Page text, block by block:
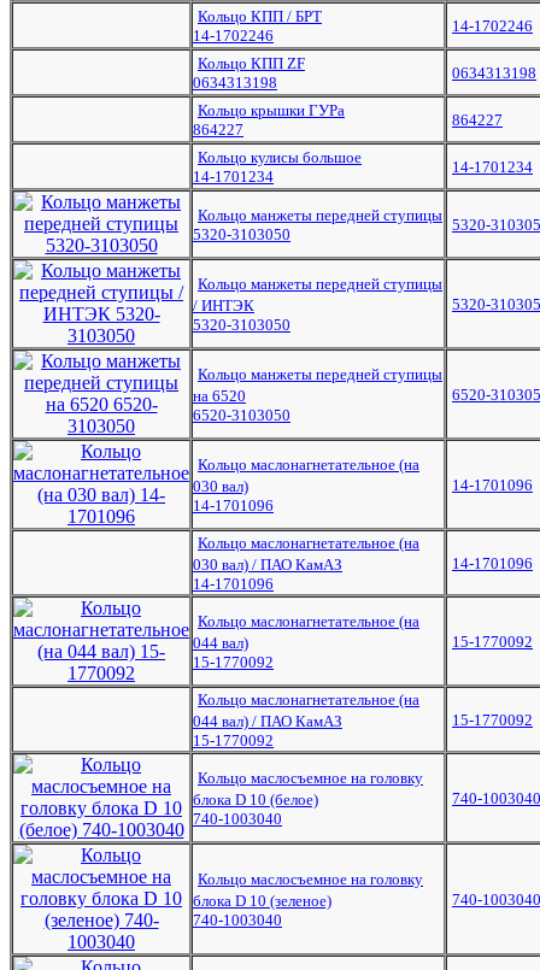
Кольцо КПП / БРТ
14-1702246
14-1702246
Кольцо КПП ZF
0634313198
0634313198
Кольцо крышки ГУРа
864227
864227
Кольцо кулисы большое
14-1701234
14-1701234
Кольцо манжеты передней ступицы
5320-3103050
5320-
Кольцо манжеты передней ступицы
/ ИНТЭК
5320-3103050
5320-
Кольцо манжеты передней ступицы
на 6520
6520-3103050
6520-
Кольцо маслонагнетательное (на
030 вал)
14-1701096
14-1701096
Кольцо маслонагнетательное (на
030 вал) / ПАО КамАЗ
14-1701096
14-1701096
Кольцо маслонагнетательное (на
044 вал)
15-1770092
15-1770092
Кольцо маслонагнетательное (на
044 вал) / ПАО КамАЗ
15-1770092
15-1770092
Кольцо маслосъемное на головку
блока D 10 (белое)
740-1003040
740-1003040
Кольцо маслосъемное на головку
блока D 10 (зеленое)
740-1003040
740-1003040